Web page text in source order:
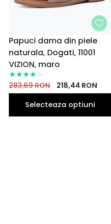
MARIME
36
EU
37
EU
38
EU
39
EU
40
EU
Papuci dama din piele
naturala, Dogati, 11001
VIZION, maro
283,69RON 218,44 RON
Selecteaza optiuni